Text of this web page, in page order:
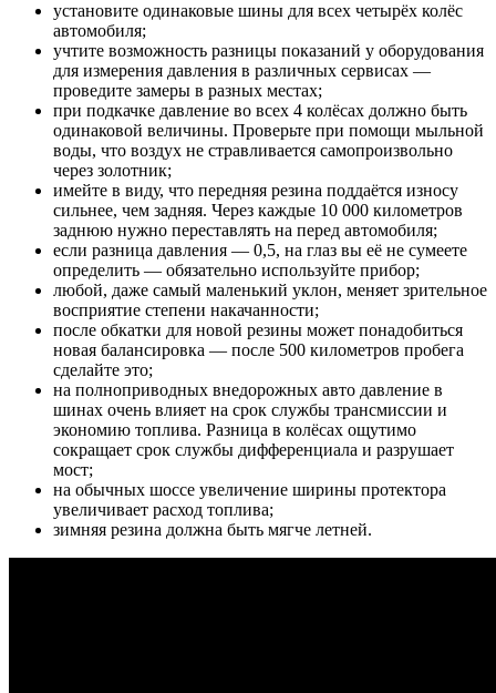
установите одинаковые шины для всех четырёх колёс
автомобиля;
учтите возможность разницы показаний у оборудования
для измерения давления в различных сервисах —
проведите замеры в разных местах;
при подкачке давление во всех 4 колёсах должно быть
одинаковой величины. Проверьте при помощи мыльной
воды, что воздух не стравливается самопроизвольно
через золотник;
имейте в виду, что передняя резина поддаётся износу
сильнее, чем задняя. Через каждые 10 000 километров
заднюю нужно переставлять на перед автомобиля;
если разница давления — 0,5, на глаз вы её не сумеете
определить — обязательно используйте прибор;
любой, даже самый маленький уклон, меняет зрительное
восприятие степени накачанности;
после обкатки для новой резины может понадобиться
новая балансировка — после 500 километров пробега
сделайте это;
на полноприводных внедорожных авто давление в
шинах очень влияет на срок службы трансмиссии и
экономию топлива. Разница в колёсах ощутимо
сокращает срок службы дифференциала и разрушает
мост;
на обычных шоссе увеличение ширины протектора
увеличивает расход топлива;
зимняя резина должна быть мягче летней.